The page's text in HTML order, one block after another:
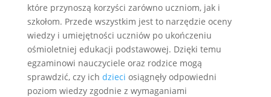
które przynoszą korzyści zarówno uczniom, jak i
szkołom. Przede wszystkim jest to narzędzie oceny
wiedzy i umiejętności uczniów po ukończeniu
ośmioletniej edukacji podstawowej. Dzięki temu
egzaminowi nauczyciele oraz rodzice mogą
sprawdzić, czy ich dzieci osiągnęły odpowiedni
poziom wiedzy zgodnie z wymaganiami